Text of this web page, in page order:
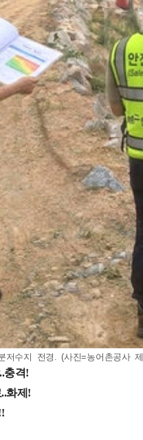
수지 전경. (사진=농어촌공사